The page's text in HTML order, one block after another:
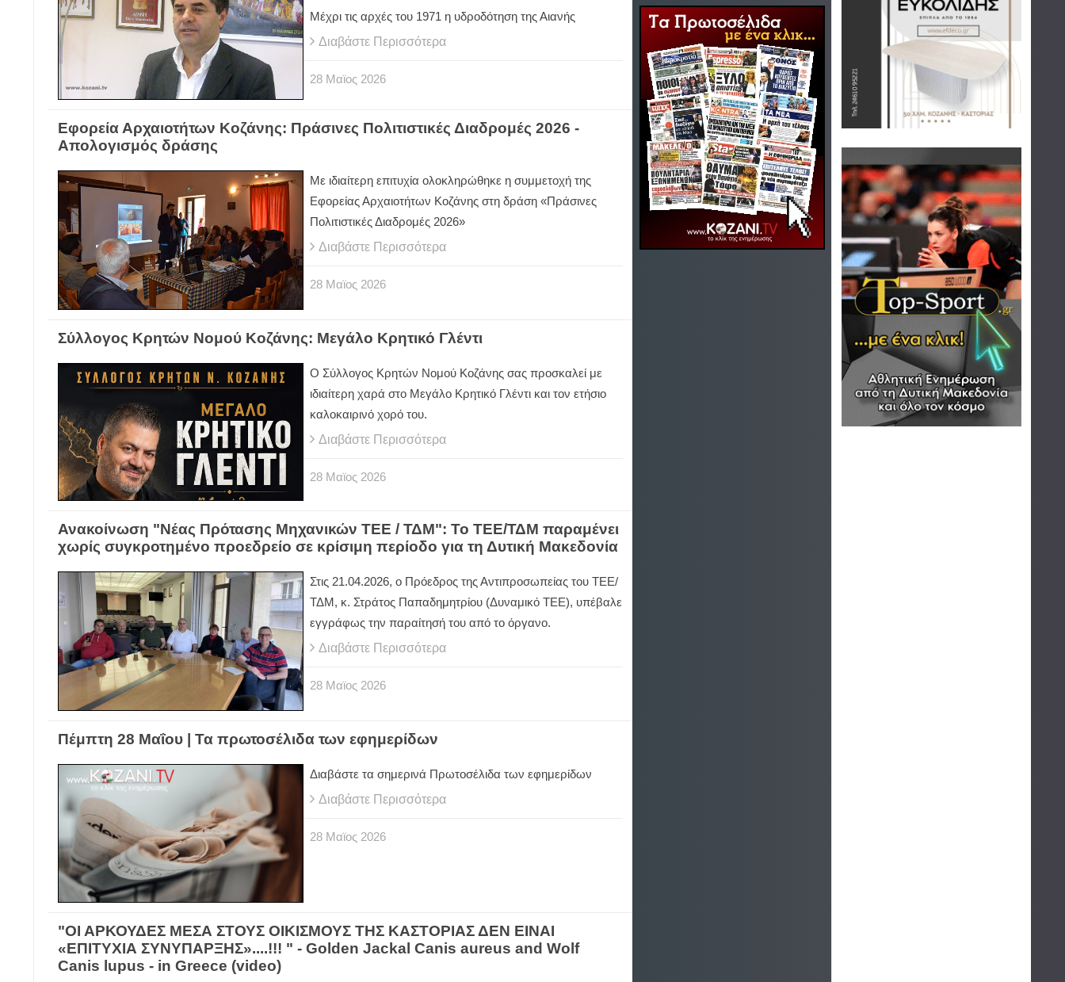
Μέχρι τις αρχές του 1971 η υδροδότηση της Αιανής
Διαβάστε Περισσότερα
28 Μαϊος 2026
Εφορεία Αρχαιοτήτων Κοζάνης: Πράσινες Πολιτιστικές Διαδρομές 2026 -
Απολογισμός δράσης
Με ιδιαίτερη επιτυχία ολοκληρώθηκε η συμμετοχή της
Εφορείας Αρχαιοτήτων Κοζάνης στη δράση «Πράσινες
Πολιτιστικές Διαδρομές 2026»
Διαβάστε Περισσότερα
28 Μαϊος 2026
Σύλλογος Κρητών Νομού Κοζάνης: Μεγάλο Κρητικό Γλέντι
Ο Σύλλογος Κρητών Νομού Κοζάνης σας προσκαλεί με
ιδιαίτερη χαρά στο Μεγάλο Κρητικό Γλέντι και τον ετήσιο
καλοκαιρινό χορό του.
Διαβάστε Περισσότερα
28 Μαϊος 2026
Ανακοίνωση "Νέας Πρότασης Μηχανικών ΤΕΕ / ΤΔΜ": Το ΤΕΕ/ΤΔΜ παραμένει
χωρίς συγκροτημένο προεδρείο σε κρίσιμη περίοδο για τη Δυτική Μακεδονία
Στις 21.04.2026, ο Πρόεδρος της Αντιπροσωπείας του ΤΕΕ/
ΤΔΜ, κ. Στράτος Παπαδημητρίου (Δυναμικό ΤΕΕ), υπέβαλε
εγγράφως την παραίτησή του από το όργανο.
Διαβάστε Περισσότερα
28 Μαϊος 2026
Πέμπτη 28 Μαΐου | Τα πρωτοσέλιδα των εφημερίδων
Διαβάστε τα σημερινά Πρωτοσέλιδα των εφημερίδων
Διαβάστε Περισσότερα
28 Μαϊος 2026
"ΟΙ ΑΡΚΟΥΔΕΣ ΜΕΣΑ ΣΤΟΥΣ ΟΙΚΙΣΜΟΥΣ ΤΗΣ ΚΑΣΤΟΡΙΑΣ ΔΕΝ ΕΙΝΑΙ
«ΕΠΙΤΥΧΙΑ ΣΥΝΥΠΑΡΞΗΣ»....!!! " - Golden Jackal Canis aureus and Wolf
Canis lupus - in Greece (video)